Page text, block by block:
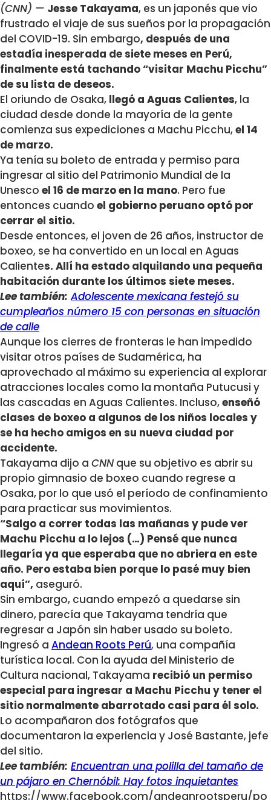
(CNN) — Jesse Takayama, es un japonés que vio
frustrado el viaje de sus sueños por la propagación
del COVID-19. Sin embargo, después de una
estadía inesperada de siete meses en Perú,
finalmente está tachando “visitar Machu Picchu”
de su lista de deseos.
El oriundo de Osaka, llegó a Aguas Calientes, la
ciudad desde donde la mayoría de la gente
comienza sus expediciones a Machu Picchu,el 14
de marzo.
Ya tenía su boleto de entrada y permiso para
ingresar al sitio del Patrimonio Mundial de la
Unesco el 16 de marzo en la mano. Pero fue
entonces cuando el gobierno peruano optó por
cerrar el sitio.
Desde entonces, el joven de 26 años, instructor de
boxeo, se ha convertido en un local en Aguas
Calientes. Allí ha estado alquilando una pequeña
habitación durante los últimos siete meses.
Lee también: Adolescente mexicana festejó su
cumpleaños número 15 con personas en situación
de calle
Aunque los cierres de fronteras le han impedido
visitar otros países de Sudamérica, ha
aprovechado al máximo su experiencia al explorar
atracciones locales como la montaña Putucusi y
las cascadas en Aguas Calientes. Incluso,enseñó
clases de boxeo a algunos de los niños locales y
se ha hecho amigos en su nueva ciudad por
accidente.
Takayama dijo a CNN que su objetivo es abrir su
propio gimnasio de boxeo cuando regrese a
Osaka, por lo que usó el período de confinamiento
para practicar sus movimientos.
“Salgo a correr todas las mañanas y pude ver
Machu Picchu a lo lejos (…) Pensé que nunca
llegaría ya que esperaba que no abriera en este
año. Pero estaba bien porque lo pasé muy bien
aquí”, aseguró.
Sin embargo, cuando empezó a quedarse sin
dinero, parecía que Takayama tendría que
regresar a Japón sin haber usado su boleto.
Ingresó a Andean Roots Perú, una compañía
turística local. Con la ayuda del Ministerio de
Cultura nacional, Takayama recibió un permiso
especial para ingresar a Machu Picchu y tener el
sitio normalmente abarrotado casi para él solo.
Lo acompañaron dos fotógrafos que
documentaron la experiencia y José Bastante, jefe
del sitio.
Lee también: Encuentran una polilla del tamaño de
un pájaro en Chernóbil: Hay fotos inquietantes
https://www.facebook.com/andeanrootsperu/po